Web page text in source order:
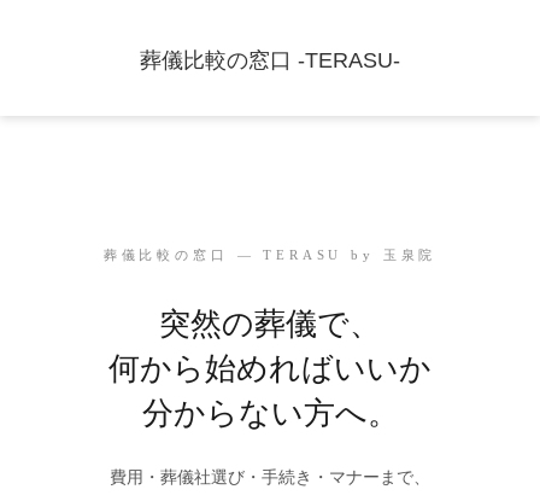
葬儀比較の窓口 -TERASU-
葬儀比較の窓口 — TERASU by 玉泉院
突然の葬儀で、
何から始めればいいか
分からない方へ。
費用・葬儀社選び・手続き・マナーまで、